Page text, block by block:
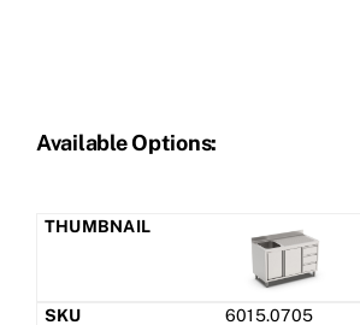
Available Options:
6015.0705